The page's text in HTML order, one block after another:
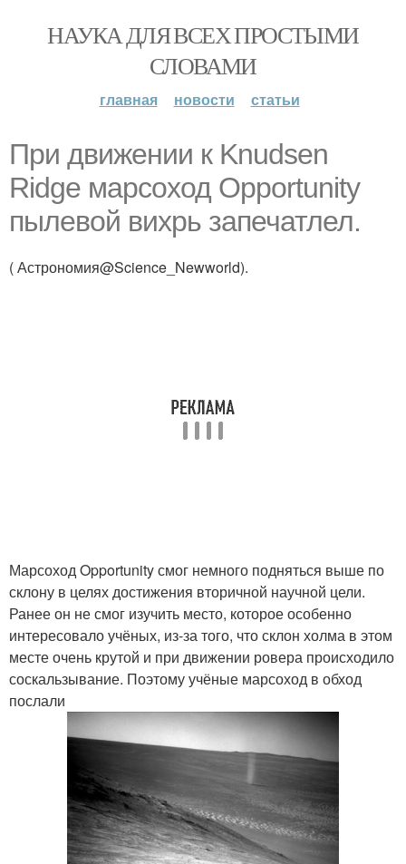
НАУКА ДЛЯ ВСЕХ ПРОСТЫМИ
СЛОВАМИ
главная новости статьи
При движении к Knudsen
Ridge марсоход Opportunity
пылевой вихрь запечатлел.
( Астрономия@Science_Newworld).
Марсоход Opportunity смог немного подняться выше по
склону в целях достижения вторичной научной цели.
Ранее он не смог изучить место, которое особенно
интересовало учёных, из-за того, что склон холма в этом
месте очень крутой и при движении ровера происходило
соскальзывание. Поэтому учёные марсоход в обход
послали